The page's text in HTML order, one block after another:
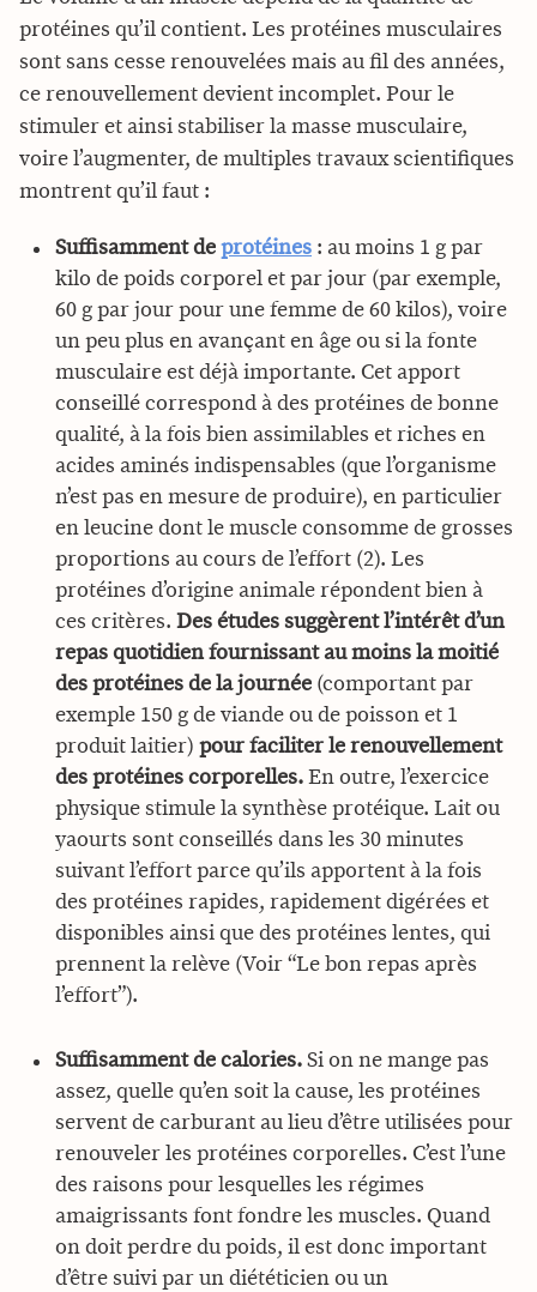
protéines qu’il contient. Les protéines musculaires
sont sans cesse renouvelées mais au fil des années,
ce renouvellement devient incomplet. Pour le
stimuler et ainsi stabiliser la masse musculaire,
voire l’augmenter, de multiples travaux scientifiques
montrent qu’il faut :
Suffisamment de protéines : au moins 1 g par
kilo de poids corporel et par jour (par exemple,
60 g par jour pour une femme de 60 kilos), voire
un peu plus en avançant en âge ou si la fonte
musculaire est déjà importante. Cet apport
conseillé correspond à des protéines de bonne
qualité, à la fois bien assimilables et riches en
acides aminés indispensables (que l’organisme
n’est pas en mesure de produire), en particulier
en leucine dont le muscle consomme de grosses
proportions au cours de l’effort (2). Les
protéines d’origine animale répondent bien à
ces critères. Des études suggèrent l’intérêt d’un
repas quotidien fournissant au moins la moitié
des protéines de la journée (comportant par
exemple 150 g de viande ou de poisson et 1
produit laitier) pour faciliter le renouvellement
des protéines corporelles. En outre, l’exercice
physique stimule la synthèse protéique. Lait ou
yaourts sont conseillés dans les 30 minutes
suivant l’effort parce qu’ils apportent à la fois
des protéines rapides, rapidement digérées et
disponibles ainsi que des protéines lentes, qui
prennent la relève (Voir “Le bon repas après
l’effort”).
Suffisamment de calories. Si on ne mange pas
assez, quelle qu’en soit la cause, les protéines
servent de carburant au lieu d’être utilisées pour
renouveler les protéines corporelles. C’est l’une
des raisons pour lesquelles les régimes
amaigrissants font fondre les muscles. Quand
on doit perdre du poids, il est donc important
d’être suivi par un diététicien ou un